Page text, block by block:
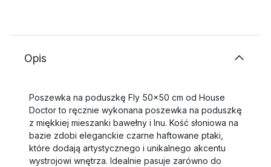
Opis
Poszewka na poduszkę Fly 50x50 cm od House
Doctor to ręcznie wykonana poszewka na poduszkę
z miękkiej mieszanki bawełny i lnu. Kość słoniowa na
bazie zdobi eleganckie czarne haftowane ptaki,
które dodają artystycznego i unikalnego akcentu
wystrojowi wnętrza. Idealnie pasuje zarówno do